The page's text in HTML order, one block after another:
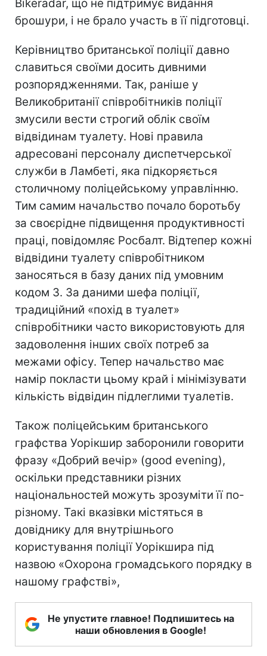
Bikeradar, що не підтримує видання
брошури, і не брало участь в її підготовці.
Керівництво британської поліції давно
славиться своїми досить дивними
розпорядженнями. Так, раніше у
Великобританії співробітників поліції
змусили вести строгий облік своїм
відвідинам туалету. Нові правила
адресовані персоналу диспетчерської
служби в Ламбеті, яка підкоряється
столичному поліцейському управлінню.
Тим самим начальство почало боротьбу
за своєрідне підвищення продуктивності
праці, повідомляє Росбалт. Відтепер кожні
відвідини туалету співробітником
заносяться в базу даних під умовним
кодом 3. За даними шефа поліції,
традиційний «похід в туалет»
співробітники часто використовують для
задоволення інших своїх потреб за
межами офісу. Тепер начальство має
намір покласти цьому край і мінімізувати
кількість відвідин підлеглими туалетів.
Також поліцейським британського
графства Уорікшир заборонили говорити
фразу «Добрий вечір» (good evening),
оскільки представники різних
національностей можуть зрозуміти її по-
різному. Такі вказівки містяться в
довіднику для внутрішнього
користування поліції Уорікшира під
назвою «Охорона громадського порядку в
нашому графстві»,
Не упустите главное! Подпишитесь на
наши обновления в Google!